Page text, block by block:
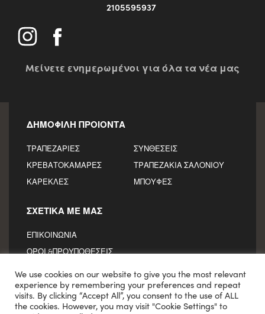
2105595937
Mείνετε ενημερωμένοι για όλα τα νέα μας
ΔΗΜΟΦΙΛΗ ΠΡΟΙΟΝΤΑ
ΤΡΑΠΕΖΑΡΙΕΣ
ΣΥΝΘΕΣΕΙΣ
ΚΡΕΒΑΤΟΚΑΜΑΡΕΣ
ΤΡΑΠΕΖΑΚΙΑ ΣΑΛΟΝΙΟΥ
ΚΑΡΕΚΛΕΣ
ΜΠΟΥΦΕΣ
ΣΧΕΤΙΚΑ ΜΕ ΜΑΣ
ΕΠΙΚΟΙΝΩΝΙΑ
ΟΡΟΙ &ΠΡΟΥΠΟΘΕΣΕΙΣ
© Copyright 2021VLANDIS LEGNO
We use cookies on our website to give you the most relevant
experience by remembering your preferences and repeat
visits. By clicking “Accept All”, you consent to the use of ALL
the cookies. However, you may visit "Cookie Settings" to